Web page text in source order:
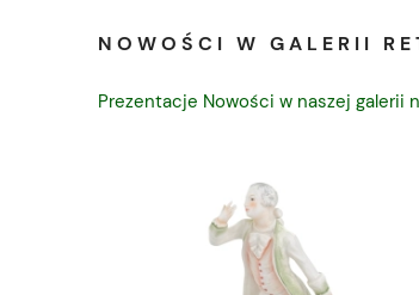
NOWOŚCI W GALERII
Prezentacje Nowości w naszej galerii